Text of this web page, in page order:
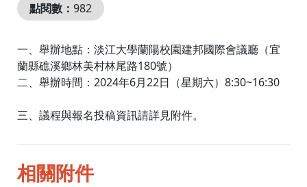
點閱數： 982
一、舉辦地點：淡江大學蘭陽校園建邦國際會議廳（宜
蘭縣礁溪鄉林美村林尾路180號）
二、舉辦時間：2024年6月22日（星期六）8:30~16:30
三、議程與報名投稿資訊請詳見附件。
相關附件